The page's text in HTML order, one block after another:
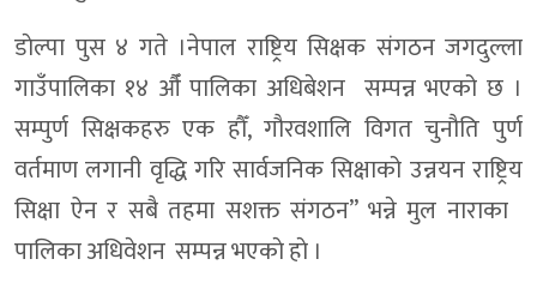
डाेल्पा पुस ४ गते ।नेपाल राष्ट्रिय सिक्षक संगठन जगदुल्ला
गाउँपालिका १४ औँ पालिका अधिबेशन सम्पन्न भएको छ ।
सम्पुर्ण सिक्षकहरु एक हौँ, गौरवशालि विगत चुनौति पुर्ण
वर्तमाण लगानी वृद्धि गरि सार्वजनिक सिक्षाको उन्नयन राष्ट्रिय
सिक्षा ऐन र सबै तहमा सशक्त संगठन” भन्ने मुल नाराका
पालिका अधिवेशन सम्पन्न भएकाे हाे ।